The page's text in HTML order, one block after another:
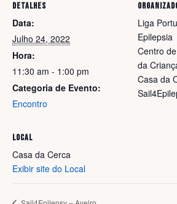
DETALHES
Data:
Julho 24, 2022
Hora:
11:30 am - 1:00 pm
Categoria de Evento:
Encontro
Liga
Epilepsia
Centro
da
Casa da
LOCAL
Casa da Cerca
Exibir site do Local